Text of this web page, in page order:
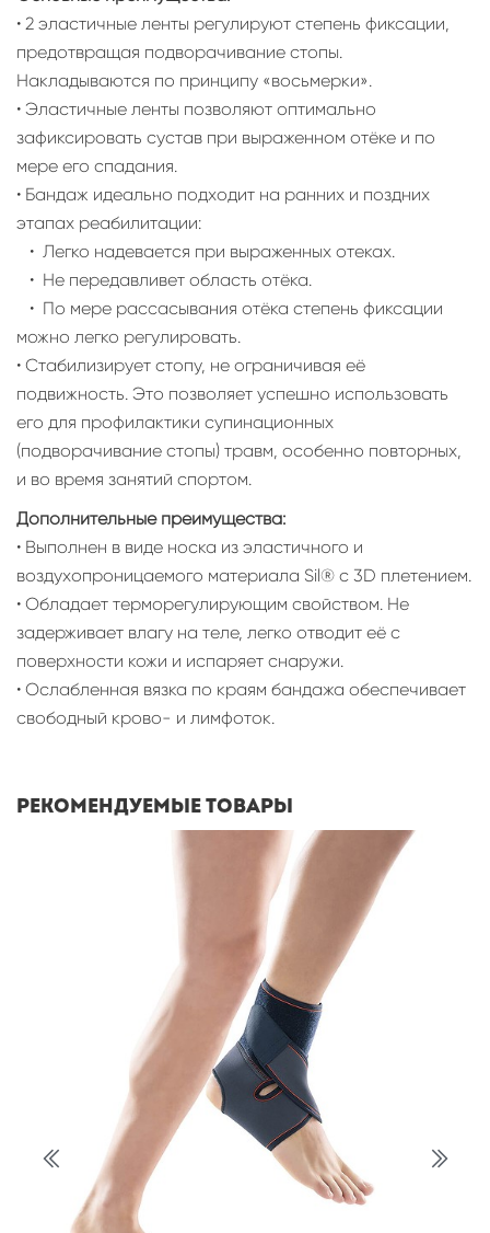
• 2 эластичные ленты регулируют степень фиксации,
предотвращая подворачивание стопы.
Накладываются по принципу «восьмерки».
• Эластичные ленты позволяют оптимально
зафиксировать сустав при выраженном отёке и по
мере его спадания.
• Бандаж идеально подходит на ранних и поздних
этапах реабилитации:
• Легко надевается при выраженных отеках.
• Не передавливет область отёка.
• По мере рассасывания отёка степень фиксации
можно легко регулировать.
• Стабилизирует стопу, не ограничивая её
подвижность. Это позволяет успешно использовать
его для профилактики супинационных
(подворачивание стопы) травм, особенно повторных,
и во время занятий спортом.
Дополнительные преимущества:
• Выполнен в виде носка из эластичного и
воздухопроницаемого материала Sil® c 3D плетением.
• Обладает терморегулирующим свойством. Не
задерживает влагу на теле, легко отводит её с
поверхности кожи и испаряет снаружи.
• Ослабленная вязка по краям бандажа обеспечивает
свободный крово- и лимфоток.
Рекомендуемые товары